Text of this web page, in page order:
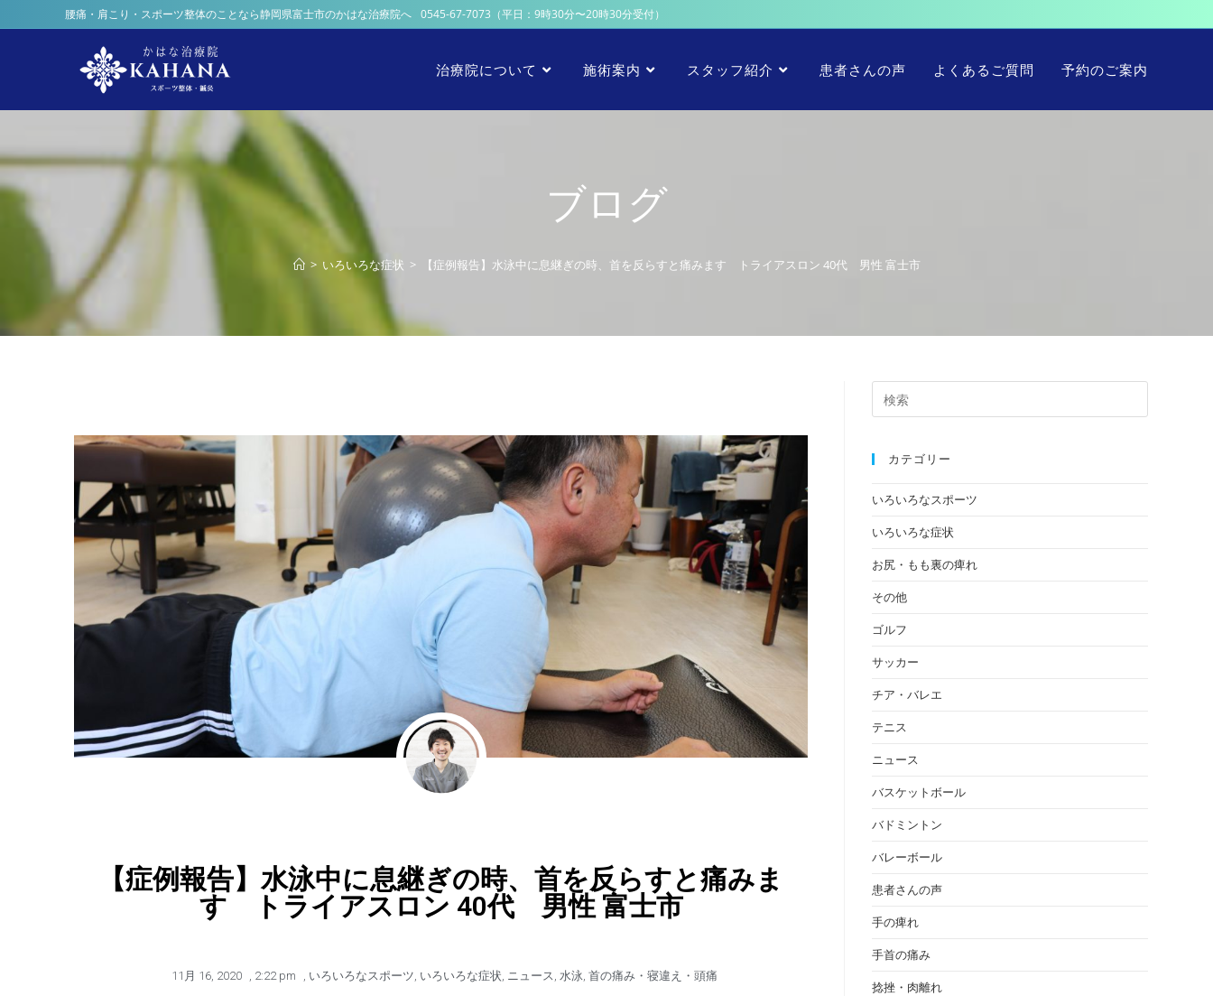
腰痛・肩こり・スポーツ整体のことなら静岡県富士市のかはな治療院へ 0545-67-7073 （平日：9時30分〜20時30分受付）
治療院について 施術案内 スタッフ紹介 患者さんの声 よくあるご質問 予約のご案内
ブログ
> いろいろな症状 > 【症例報告】水泳中に息継ぎの時、首を反らすと痛みます トライアスロン 40代 男性 富士市
【症例報告】水泳中に息継ぎの時、首を反らすと痛みま
す トライアスロン 40代 男性 富士市
11月 16, 2020 2:22 pm いろいろなスポーツ いろいろな症状 ニュース 水泳 首の痛み・寝違え・頭痛
カテゴリー
いろいろなスポーツ
いろいろな症状
お尻・もも裏の痺れ
その他
ゴルフ
サッカー
チア・バレエ
テニス
ニュース
バスケットボール
バドミントン
バレーボール
患者さんの声
手の痺れ
手首の痛み
捻挫・肉離れ